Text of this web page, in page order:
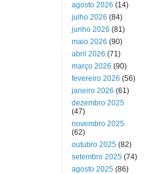
agosto 2026 (14)
julho 2026 (84)
junho 2026 (81)
maio 2026 (90)
abril 2026 (71)
março 2026 (90)
fevereiro 2026 (56)
janeiro 2026 (61)
dezembro 2025
(47)
novembro 2025
(62)
outubro 2025 (82)
setembro 2025 (74)
agosto 2025 (86)